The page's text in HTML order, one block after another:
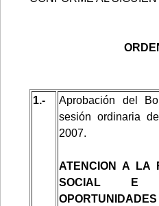
1.-
Aprobación del
sesión ordinaria
2007.
ATENCION A LA
SOCIAL E
OPORTUNIDADES